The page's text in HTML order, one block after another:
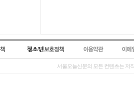
서울오늘신문의 모든 컨텐츠는 저